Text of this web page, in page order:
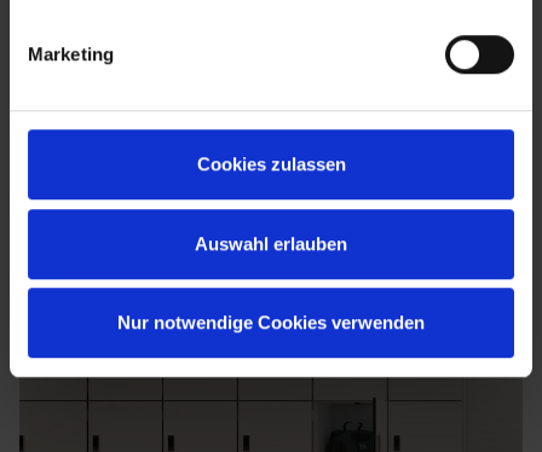
Marketing
Cookies zulassen
Auswahl erlauben
Nur notwendige Cookies verwenden